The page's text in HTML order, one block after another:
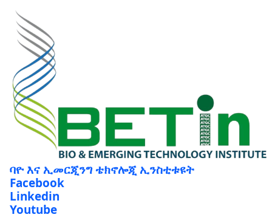
ባዮ እና ኢመርጂንግ ቴክኖሎጂ ኢንስቲቱዩት
Facebook
Linkedin
Youtube